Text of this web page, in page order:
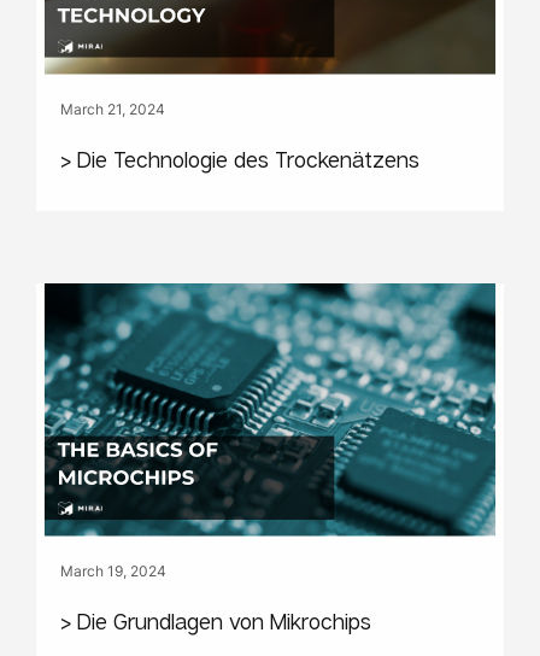
March 21, 2024
> Die Technologie des Trockenätzens
March 19, 2024
> Die Grundlagen von Mikrochips